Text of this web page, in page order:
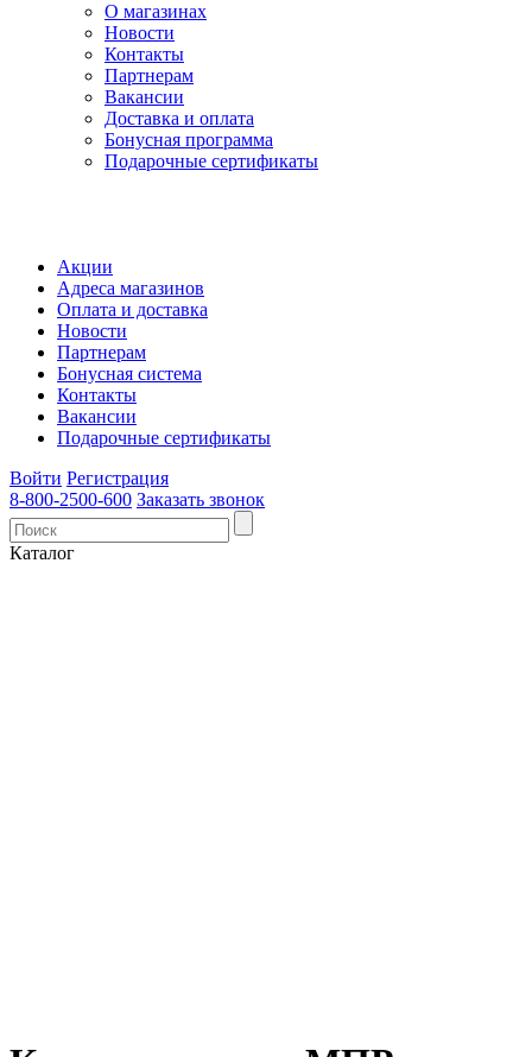
О магазинах
Новости
Контакты
Партнерам
Вакансии
Доставка и оплата
Бонусная программа
Подарочные сертификаты
Акции
Адреса магазинов
Оплата и доставка
Новости
Партнерам
Бонусная система
Контакты
Вакансии
Подарочные сертификаты
Войти Регистрация
8-800-2500-600 Заказать звонок
Каталог